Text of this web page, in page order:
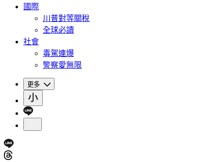
國際
川普對等關稅
全球必讀
社會
毒駕連爆
警察愛無限
更多